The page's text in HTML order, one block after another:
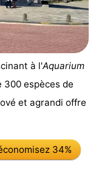
à l'Aquarium
300 espèces de
et agrandi offre
34%